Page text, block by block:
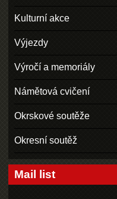
Kulturní akce
Výjezdy
Výročí a memoriály
Námětová cvičení
Okrskové soutěže
Okresní soutěž
Mail list